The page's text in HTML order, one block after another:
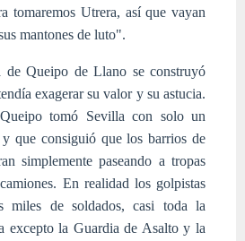
tomaremos Utrera, así que vayan
mantones de luto".
Queipo de Llano se construyó
exagerar su valor y su astucia.
tomó Sevilla con solo un
que consiguió que los barrios de
simplemente paseando a tropas
En realidad los golpistas
miles de soldados, casi toda la
excepto la Guardia de Asalto y la